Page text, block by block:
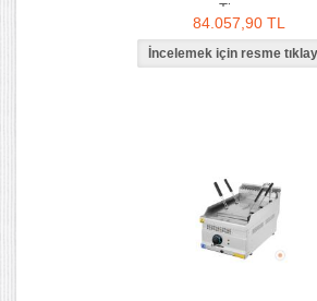
Tip
84.057,90 TL